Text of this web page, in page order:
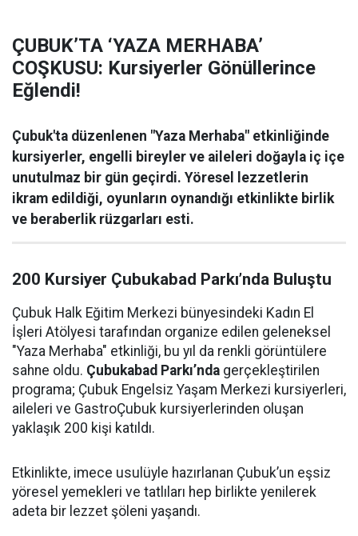
ÇUBUK’TA ‘YAZA MERHABA’
COŞKUSU: Kursiyerler Gönüllerince
Eğlendi!
Çubuk'ta düzenlenen "Yaza Merhaba" etkinliğinde
kursiyerler, engelli bireyler ve aileleri doğayla iç içe
unutulmaz bir gün geçirdi. Yöresel lezzetlerin
ikram edildiği, oyunların oynandığı etkinlikte birlik
ve beraberlik rüzgarları esti.
200 Kursiyer Çubukabad Parkı’nda Buluştu
Çubuk Halk Eğitim Merkezi bünyesindeki Kadın El
İşleri Atölyesi tarafından organize edilen geleneksel
"Yaza Merhaba" etkinliği, bu yıl da renkli görüntülere
sahne oldu. Çubukabad Parkı’nda gerçekleştirilen
programa; Çubuk Engelsiz Yaşam Merkezi kursiyerleri,
aileleri ve GastroÇubuk kursiyerlerinden oluşan
yaklaşık 200 kişi katıldı.
Etkinlikte, imece usulüyle hazırlanan Çubuk’un eşsiz
yöresel yemekleri ve tatlıları hep birlikte yenilerek
adeta bir lezzet şöleni yaşandı.